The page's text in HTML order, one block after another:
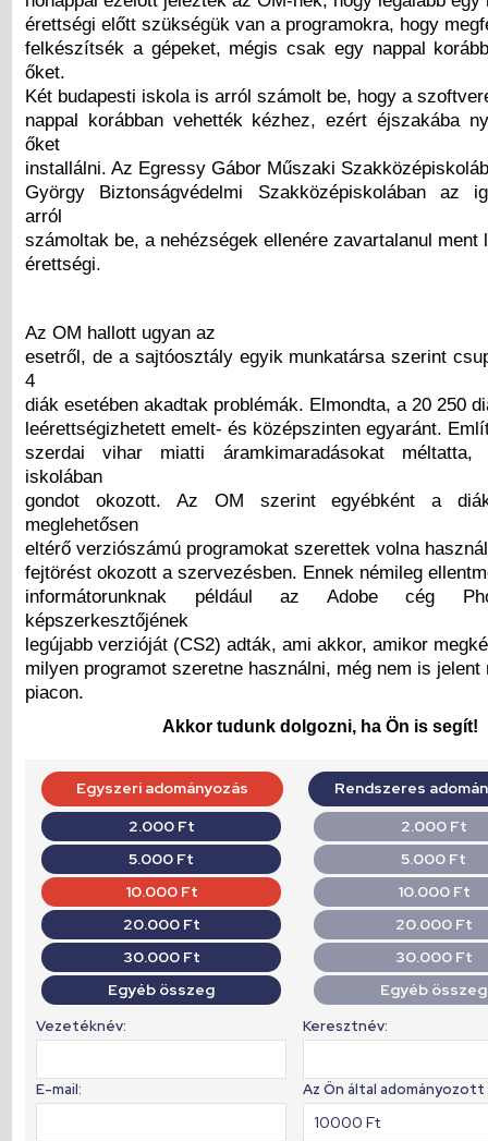
érettségi előtt szükségük van a programokra, hogy
felkészítsék a gépeket, mégis csak egy nappal
őket.
Két budapesti iskola is arról számolt be, hogy a
nappal korábban vehették kézhez, ezért éjszakába
őket
installálni. Az Egressy Gábor Műszaki
György Biztonságvédelmi Szakközépiskolában az
arról
számoltak be, a nehézségek ellenére zavartalanul ment
érettségi.
Az OM hallott ugyan az
esetről, de a sajtóosztály egyik munkatársa szerint
4
diák esetében akadtak problémák. Elmondta, a 20 250
leérettségizhetett emelt- és középszinten egyaránt.
szerdai vihar miatti áramkimaradásokat méltatta,
iskolában
gondot okozott. Az OM szerint egyébként a
meglehetősen
eltérő verziószámú programokat szerettek volna
fejtörést okozott a szervezésben. Ennek némileg
informátorunknak például az Adobe cég
képszerkesztőjének
legújabb verzióját (CS2) adták, ami akkor, amikor
milyen programot szeretne használni, még nem is jelent
piacon.
Akkor tudunk dolgozni, ha Ön is segít!